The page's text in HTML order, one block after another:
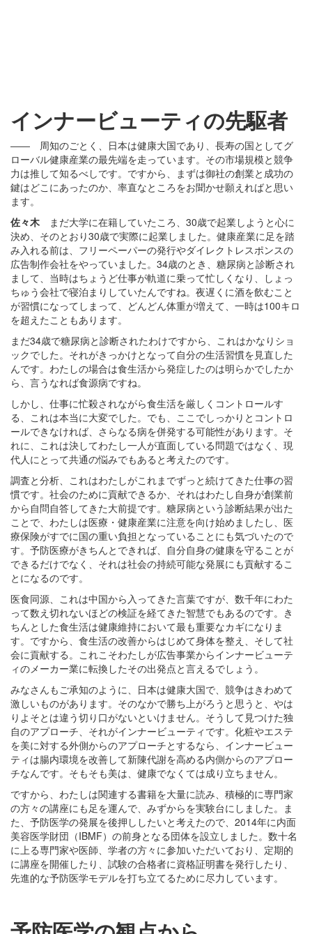
インナービューティの先駆者
―― 周知のごとく、日本は健康大国であり、長寿の国としてグ
ローバル健康産業の最先端を走っています。その市場規模と競争
力は推して知るべしです。ですから、まずは御社の創業と成功の
鍵はどこにあったのか、率直なところをお聞かせ願えればと思い
ます。
佐々木 まだ大学に在籍していたころ、30歳で起業しようと心に
決め、そのとおり30歳で実際に起業しました。健康産業に足を踏
み入れる前は、フリーペーパーの発行やダイレクトレスポンスの
広告制作会社をやっていました。34歳のとき、糖尿病と診断され
まして、当時はちょうど仕事が軌道に乗って忙しくなり、しょっ
ちゅう会社で寝泊まりしていたんですね。夜遅くに酒を飲むこと
が習慣になってしまって、どんどん体重が増えて、一時は100キロ
を超えたこともあります。
まだ34歳で糖尿病と診断されたわけですから、これはかなりショ
ックでした。それがきっかけとなって自分の生活習慣を見直した
んです。わたしの場合は食生活から発症したのは明らかでしたか
ら、言うなれば食源病ですね。
しかし、仕事に忙殺されながら食生活を厳しくコントロールす
る、これは本当に大変でした。でも、ここでしっかりとコントロ
ールできなければ、さらなる病を併発する可能性があります。そ
れに、これは決してわたし一人が直面している問題ではなく、現
代人にとって共通の悩みでもあると考えたのです。
調査と分析、これはわたしがこれまでずっと続けてきた仕事の習
慣です。社会のために貢献できるか、それはわたし自身が創業前
から自問自答してきた大前提です。糖尿病という診断結果が出た
ことで、わたしは医療・健康産業に注意を向け始めましたし、医
療保険がすでに国の重い負担となっていることにも気づいたので
す。予防医療がきちんとできれば、自分自身の健康を守ることが
できるだけでなく、それは社会の持続可能な発展にも貢献するこ
とになるのです。
医食同源、これは中国から入ってきた言葉ですが、数千年にわた
って数え切れないほどの検証を経てきた智慧でもあるのです。き
ちんとした食生活は健康維持において最も重要なカギになりま
す。ですから、食生活の改善からはじめて身体を整え、そして社
会に貢献する。これこそわたしが広告事業からインナービューテ
ィのメーカー業に転換したその出発点と言えるでしょう。
みなさんもご承知のように、日本は健康大国で、競争はきわめて
激しいものがあります。そのなかで勝ち上がろうと思うと、やは
りよそとは違う切り口がないといけません。そうして見つけた独
自のアプローチ、それがインナービューティです。化粧やエステ
を美に対する外側からのアプローチとするなら、インナービュー
ティは腸内環境を改善して新陳代謝を高める内側からのアプロー
チなんです。そもそも美は、健康でなくては成り立ちません。
ですから、わたしは関連する書籍を大量に読み、積極的に専門家
の方々の講座にも足を運んで、みずからを実験台にしました。ま
た、予防医学の発展を後押ししたいと考えたので、2014年に内面
美容医学財団（IBMF）の前身となる団体を設立しました。数十名
に上る専門家や医師、学者の方々に参加いただいており、定期的
に講座を開催したり、試験の合格者に資格証明書を発行したり、
先進的な予防医学モデルを打ち立てるために尽力しています。